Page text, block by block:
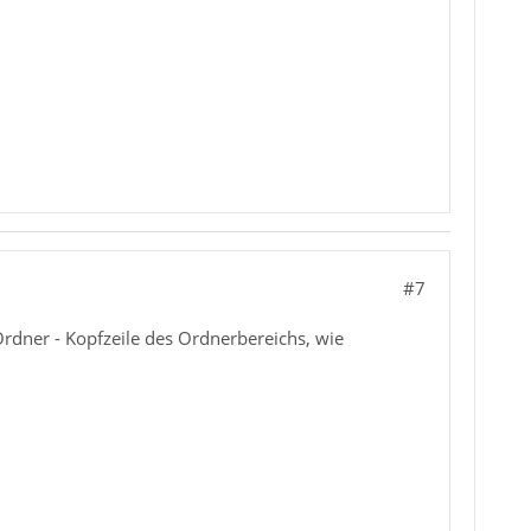
#7
- Kopfzeile des Ordnerbereichs, wie